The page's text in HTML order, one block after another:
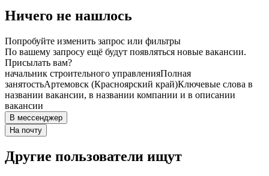
Ничего не нашлось
Попробуйте изменить запрос или фильтры
По вашему запросу ещё будут появляться новые вакансии.
Присылать вам?
начальник строительного управленияПолная
занятостьАртемовск (Красноярский край)Ключевые слова в
названии вакансии, в названии компании и в описании
вакансии
В мессенджер
На почту
Другие пользователи ищут